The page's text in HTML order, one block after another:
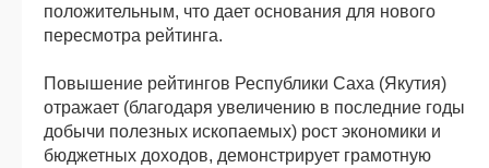
положительным, что дает основания для нового
пересмотра рейтинга.
Повышение рейтингов Республики Саха (Якутия)
отражает (благодаря увеличению в последние годы
добычи полезных ископаемых) рост экономики и
бюджетных доходов, демонстрирует грамотную